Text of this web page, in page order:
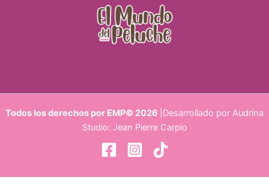
Todos los derechos por EMP© 2026 |Desarrollado por Audrina
Studio: Jean Pierre Carpio